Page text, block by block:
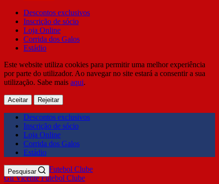
Descontos exclusivos
Inscrição de sócio
Loja Online
Corrida dos Galos
Estádio
Este website utiliza cookies para permitir uma melhor experiência
por parte do utilizador. Ao navegar no site estará a consentir a sua
utilização. Sabe mais aqui.
Aceitar Rejeitar
Descontos exclusivos
Inscrição de sócio
Loja Online
Corrida dos Galos
Estádio
Gil Vicente Futebol Clube
Pesquisar